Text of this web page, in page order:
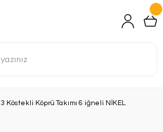
3 Köstekli Köprü Takımı 6 iğneli NİKEL